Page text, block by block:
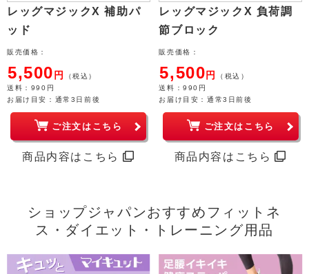
レッグマジックX 補助パ
ッド
販売価格：
5,500 円
（税込）
送料 ：990円
お届け目安： 通常3日前後
ご注文はこちら
商品内容はこちら
レッグマジックX 負荷調
節ブロック
販売価格：
5,500 円
（税込）
送料 ：990円
お届け目安：通常3日前後
ご注文はこちら
商品内容はこちら
ショップジャパンおすすめフィットネ
ス・ダイエット・トレーニング用品